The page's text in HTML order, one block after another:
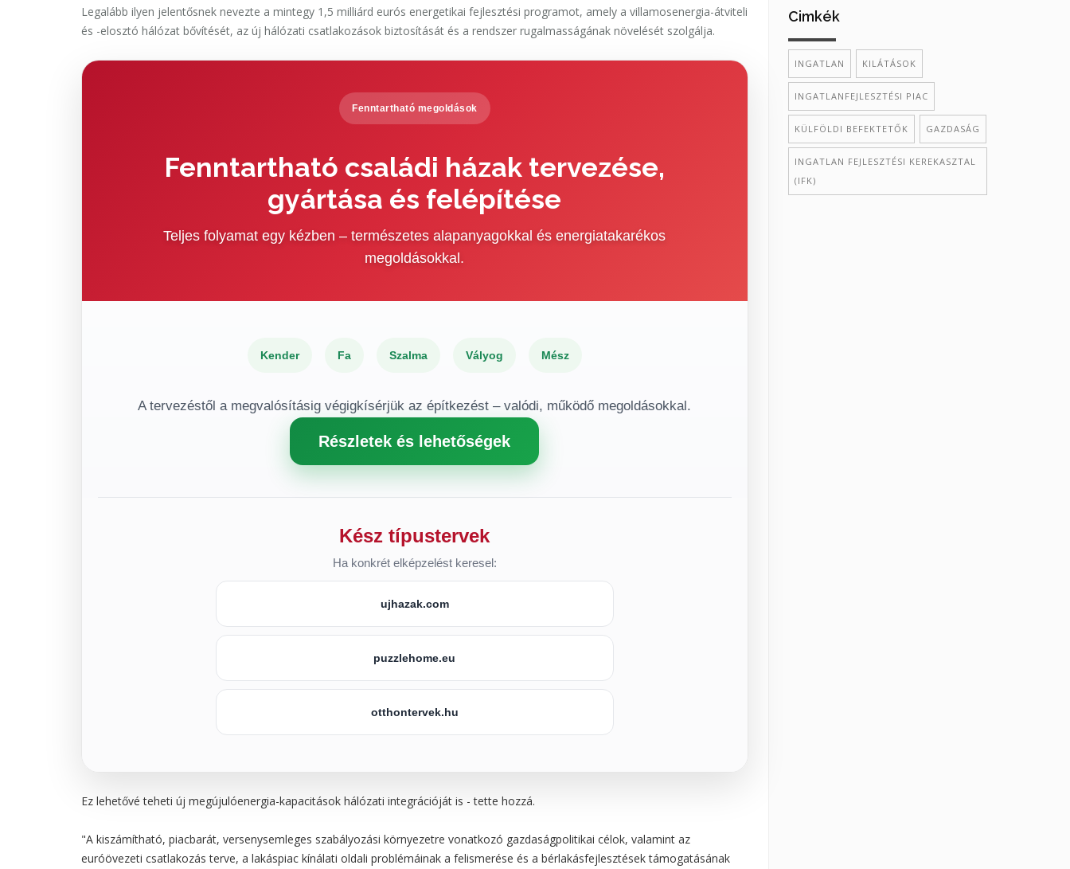
Legalább ilyen jelentősnek nevezte a mintegy 1,5 milliárd eurós energetikai fejlesztési programot, amely a villamosenergia-átviteli
és -elosztó hálózat bővítését, az új hálózati csatlakozások biztosítását és a rendszer rugalmasságának növelését szolgálja.
Fenntartható megoldások
Fenntartható családi házak tervezése,
gyártása és felépítése
Teljes folyamat egy kézben – természetes alapanyagokkal és energiatakarékos
megoldásokkal.
Kender Fa Szalma Vályog Mész
A tervezéstől a megvalósításig végigkísérjük az építkezést – valódi, működő megoldásokkal.
Részletek és lehetőségek
Kész típustervek
Ha konkrét elképzelést keresel:
ujhazak.com
puzzlehome.eu
otthontervek.hu
Ez lehetővé teheti új megújulóenergia-kapacitások hálózati integrációját is - tette hozzá.
"A kiszámítható, piacbarát, versenysemleges szabályozási környezetre vonatkozó gazdaságpolitikai célok, valamint az
euróövezeti csatlakozás terve, a lakáspiac kínálati oldali problémáinak a felismerése és a bérlakásfejlesztések támogatásának
Cimkék
INGATLAN KILÁTÁSOK
INGATLANFEJLESZTÉSI PIAC
KÜLFÖLDI BEFEKTETŐK GAZDASÁG
INGATLAN FEJLESZTÉSI KEREKASZTAL
(IFK)